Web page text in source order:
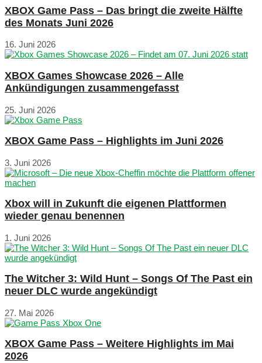
XBOX Game Pass – Das bringt die zweite Hälfte
des Monats Juni 2026
16. Juni 2026
XBOX Games Showcase 2026 – Alle
Ankündigungen zusammengefasst
25. Juni 2026
XBOX Game Pass – Highlights im Juni 2026
3. Juni 2026
Xbox will in Zukunft die eigenen Plattformen
wieder genau benennen
1. Juni 2026
The Witcher 3: Wild Hunt – Songs Of The Past ein
neuer DLC wurde angekündigt
27. Mai 2026
XBOX Game Pass – Weitere Highlights im Mai
2026